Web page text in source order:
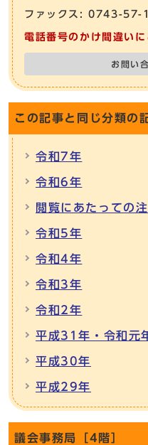
ファックス: 0743-57-
電話番号のかけ間違いに
お問い
この記事と同じ分類の
令和7年
令和6年
閲覧にあたっての
令和5年
令和4年
令和3年
令和2年
平成31年・令和元
平成30年
平成29年
議会事務局［4階］